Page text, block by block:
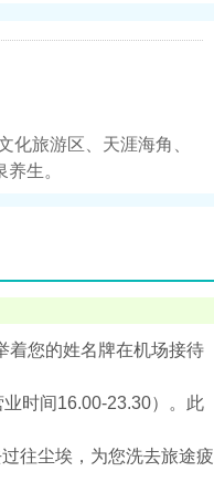
旅游区、天涯海角、
生。
着您的姓名牌在机场接待
时间16.00-23.30）。此
往尘埃，为您洗去旅途疲